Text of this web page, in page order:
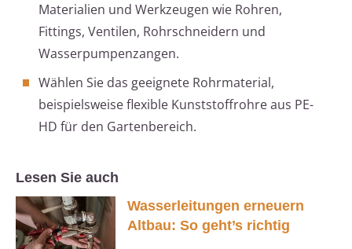
Materialien und Werkzeugen wie Rohren,
Fittings, Ventilen, Rohrschneidern und
Wasserpumpenzangen.
Wählen Sie das geeignete Rohrmaterial,
beispielsweise flexible Kunststoffrohre aus PE-
HD für den Gartenbereich.
Lesen Sie auch
Wasserleitungen erneuern
Altbau: So geht’s richtig